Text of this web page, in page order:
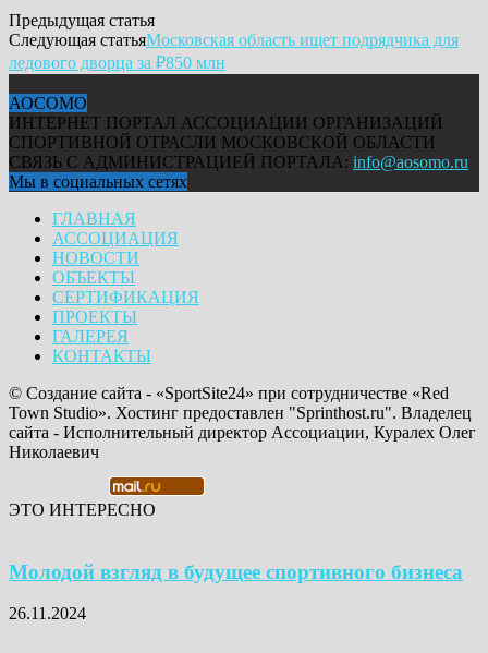
Предыдущая статья
Следующая статьяМосковская область ищет подрядчика для
ледового дворца за ₽850 млн
АОСОМО
ИНТЕРНЕТ ПОРТАЛ АССОЦИАЦИИ ОРГАНИЗАЦИЙ
СПОРТИВНОЙ ОТРАСЛИ МОСКОВСКОЙ ОБЛАСТИ
СВЯЗЬ С АДМИНИСТРАЦИЕЙ ПОРТАЛА: info@aosomo.ru
Мы в социальных сетях
ГЛАВНАЯ
АССОЦИАЦИЯ
НОВОСТИ
ОБЪЕКТЫ
СЕРТИФИКАЦИЯ
ПРОЕКТЫ
ГАЛЕРЕЯ
КОНТАКТЫ
© Создание сайта - «SportSite24» при сотрудничестве «Red
Town Studio». Хостинг предоставлен "Sprinthost.ru". Владелец
сайта - Исполнительный директор Ассоциации, Куралех Олег
Николаевич
ЭТО ИНТЕРЕСНО
Молодой взгляд в будущее спортивного бизнеса
26.11.2024